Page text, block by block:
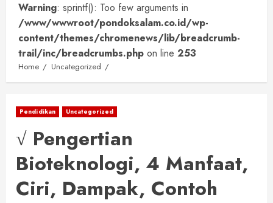
Warning: sprintf(): Too few arguments in
/www/wwwroot/pondoksalam.co.id/wp-
content/themes/chromenews/lib/breadcrumb-
trail/inc/breadcrumbs.php on line 253
Home Uncategorized
Pendidikan Uncategorized
√ Pengertian
Bioteknologi, 4 Manfaat,
Ciri, Dampak, Contoh